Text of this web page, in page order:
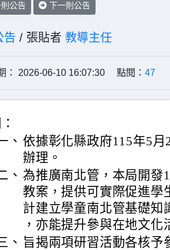
則公告 下一則公告
告 / 張貼者 教導主任
： 2026-06-10 16:07:30 點閱： 47
、 依據彰化縣政府115年5
辦理。
、 為推廣南北管，本局開發
教案，提供可實際促進學
計建立學童南北管基礎知
，亦能提升參與在地文化
、 旨揭兩項研習活動各核予